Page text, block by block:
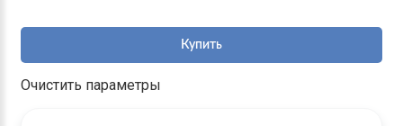
Купить
Очистить параметры